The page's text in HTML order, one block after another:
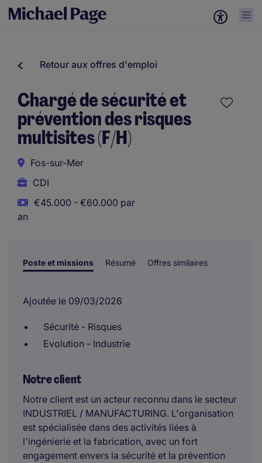
Retour aux offres d'emploi
Chargé de sécurité et
prévention des risques
multisites (F/H)
Fos-sur-Mer
CDI
€45.000 - €60.000 par
an
Poste et missions Résumé Offres similaires
Ajoutée le 09/03/2026
Sécurité - Risques
Evolution - Industrie
Notre client
Notre client est un acteur reconnu dans le secteur
INDUSTRIEL / MANUFACTURING. L'organisation
est spécialisée dans des activités liées à
l'ingénierie et la fabrication, avec un fort
engagement envers la sécurité et la prévention